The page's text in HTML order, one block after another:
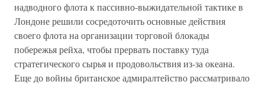
надводного флота к пассивно-выжидательной тактике в
Лондоне решили сосредоточить основные действия
своего флота на организации торговой блокады
побережья рейха, чтобы прервать поставку туда
стратегического сырья и продовольствия из-за океана.
Еще до войны британское адмиралтейство рассматривало